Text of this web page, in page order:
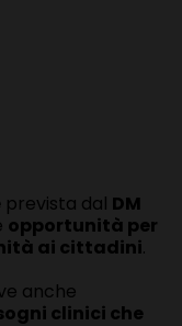
prevista dal DM
opportunità per
ai cittadini.
anche
clinici che